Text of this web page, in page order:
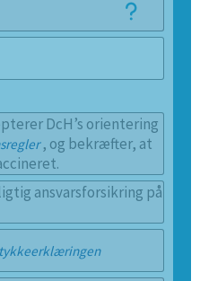
DcH’s orientering
, og bekræfter, at
ansvarsforsikring på